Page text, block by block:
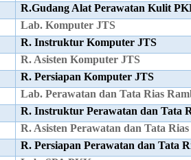
R.Gudang Alat Perawatan Kulit
Lab. Komputer JTS
R. Instruktur Komputer JTS
R. Asisten Komputer JTS
R. Persiapan Komputer JTS
Lab. Perawatan dan Tata Rias
R. Instruktur Perawatan dan Tata
R. Asisten Perawatan dan Tata
R. Persiapan Perawatan dan Tata